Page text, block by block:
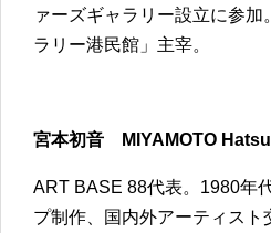
ァーズギャラリー設立に参
ラリー港民館」主宰。
宮本初音 MIYAMOTO
ART BASE 88代表。1980年
プ制作、国内外アーティス